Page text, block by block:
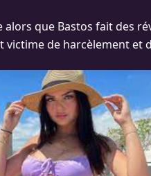
alors que Bastos fait des
victime de harcèlement et